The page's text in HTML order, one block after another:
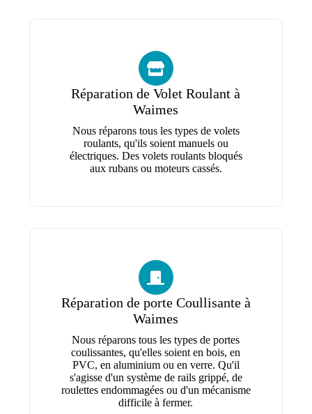
Réparation de Volet Roulant à
Waimes
Nous réparons tous les types de volets
roulants, qu'ils soient manuels ou
électriques. Des volets roulants bloqués
aux rubans ou moteurs cassés.
Réparation de porte Coullisante à
Waimes
Nous réparons tous les types de portes
coulissantes, qu'elles soient en bois, en
PVC, en aluminium ou en verre. Qu'il
s'agisse d'un système de rails grippé, de
roulettes endommagées ou d'un mécanisme
difficile à fermer.